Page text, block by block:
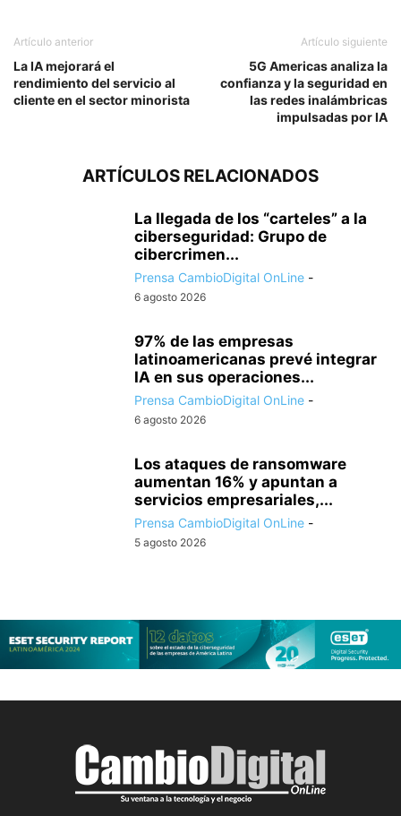
Artículo anterior
La IA mejorará el
rendimiento del servicio al
cliente en el sector minorista
Artículo siguiente
5G Americas analiza la
confianza y la seguridad en
las redes inalámbricas
impulsadas por IA
ARTÍCULOS RELACIONADOS
La llegada de los “carteles” a la
ciberseguridad: Grupo de
cibercrimen...
Prensa CambioDigital OnLine -
6 agosto 2026
97% de las empresas
latinoamericanas prevé integrar
IA en sus operaciones...
Prensa CambioDigital OnLine -
6 agosto 2026
Los ataques de ransomware
aumentan 16% y apuntan a
servicios empresariales,...
Prensa CambioDigital OnLine -
5 agosto 2026